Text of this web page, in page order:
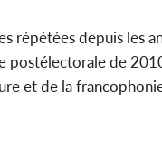
répétées depuis les
postélectorale de
et de la